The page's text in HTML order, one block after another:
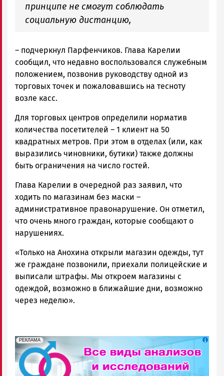
принципе не смогут соблюдать
социальную дистанцию,
– подчеркнул Парфенчиков. Глава Карелии
сообщил, что недавно воспользовался служебным
положением, позвонив руководству одной из
торговых точек и пожаловавшись на тесноту
возле касс.
Для торговых центров определили норматив
количества посетителей – 1 клиент на 50
квадратных метров. При этом в отделах (или, как
выразились чиновники, бутики) также должны
быть ограничения на число гостей.
Глава Карелии в очередной раз заявил, что
ходить по магазинам без маски –
административное правонарушение. Он отметил,
что очень много граждан, которые сообщают о
нарушениях.
«Только на Анохина открыли магазин одежды, тут
же граждане позвонили, приехали полицейские и
выписали штрафы. Мы откроем магазины с
одеждой, возможно в ближайшие дни, возможно
через неделю».
erid: 2SDnjek5YUa
РЕКЛАМА
Реклама